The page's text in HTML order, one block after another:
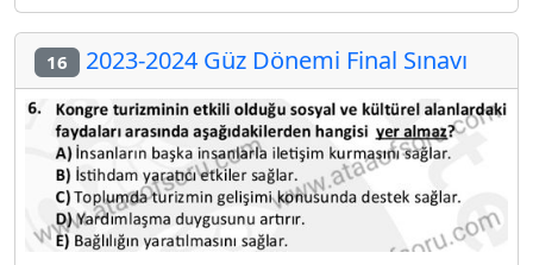
16 2023-2024 Güz Dönemi Final Sınavı